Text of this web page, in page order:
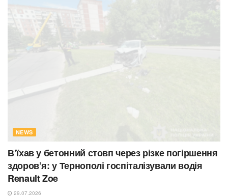
NEWS
В’їхав у бетонний стовп через різке погіршення
здоров’я: у Тернополі госпіталізували водія
Renault Zoe
29.07.2026